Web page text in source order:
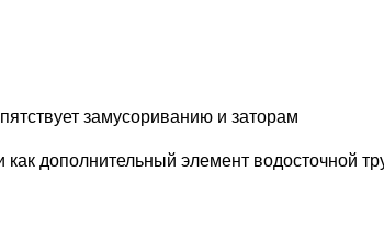
замусориванию и заторам
дополнительный элемент водосточной